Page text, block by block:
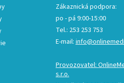
Zákaznická podpora:
po - pá 9:00-15:00
Tel.: 253 253 753
E-mail:
Provozovatel:
s.r.o.